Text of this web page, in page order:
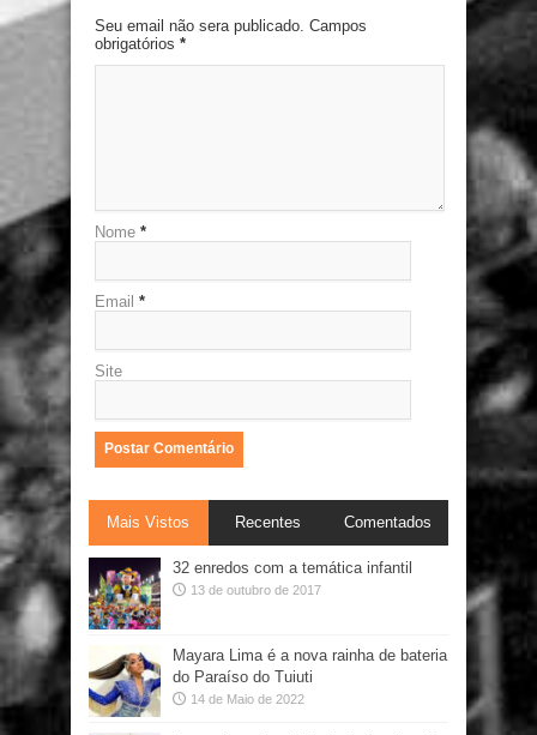
Seu email não sera publicado. Campos
obrigatórios *
Nome *
Email *
Site
Mais Vistos Recentes Comentados
32 enredos com a temática infantil
13 de outubro de 2017
Mayara Lima é a nova rainha de bateria
do Paraíso do Tuiuti
14 de Maio de 2022